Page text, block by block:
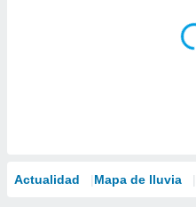
Actualidad Mapa de lluvia